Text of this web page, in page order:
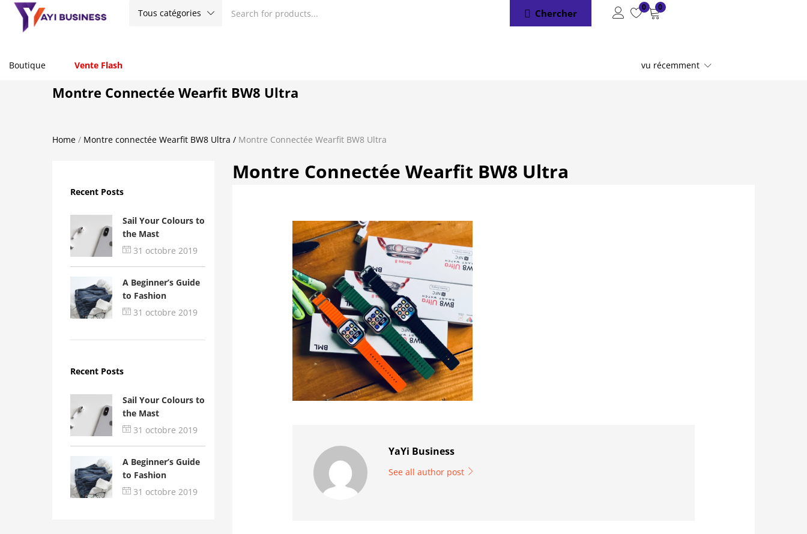
Tous catégories Chercher
0 0
Boutique Vente Flash vu récemment
Montre Connectée Wearfit BW8 Ultra
Home / Montre connectée Wearfit BW8 Ultra / Montre Connectée Wearfit BW8 Ultra
Recent Posts
Sail Your Colours to
the Mast
31 octobre 2019
A Beginner’s Guide
to Fashion
31 octobre 2019
Recent Posts
Sail Your Colours to
the Mast
31 octobre 2019
A Beginner’s Guide
to Fashion
31 octobre 2019
Montre Connectée Wearfit BW8 Ultra
YaYi Business
See all author post